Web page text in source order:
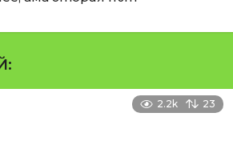
2.2k 23